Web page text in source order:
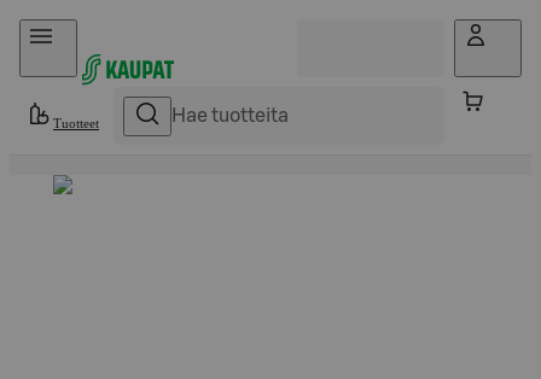
Hyppää sisältöön
Tuotteet